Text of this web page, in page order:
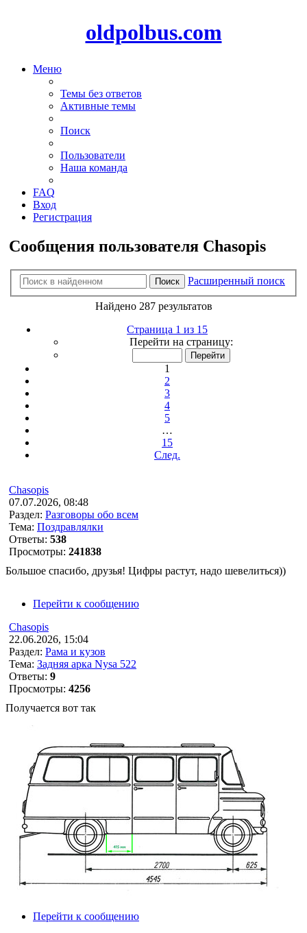
oldpolbus.com
Меню
Темы без ответов
Активные темы
Поиск
Пользователи
Наша команда
FAQ
Вход
Регистрация
Сообщения пользователя Chasopis
Поиск Расширенный поиск
Найдено 287 результатов
Страница 1 из 15
Перейти на страницу:
1
2
3
4
5
…
15
След.
Chasopis
07.07.2026, 08:48
Раздел: Разговоры обо всем
Тема: Поздравлялки
Ответы: 538
Просмотры: 241838
Большое спасибо, друзья! Цифры растут, надо шевелиться))
Перейти к сообщению
Chasopis
22.06.2026, 15:04
Раздел: Рама и кузов
Тема: Задняя арка Nysa 522
Ответы: 9
Просмотры: 4256
Получается вот так
Перейти к сообщению